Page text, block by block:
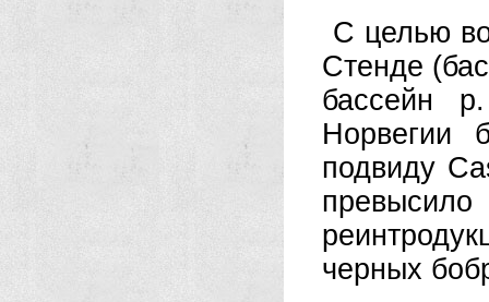
С целью
Стенде
бассейн
Норвегии
подвиду
черных